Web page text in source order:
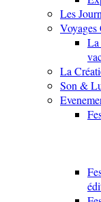
Les
Voyages
La
La
Son &